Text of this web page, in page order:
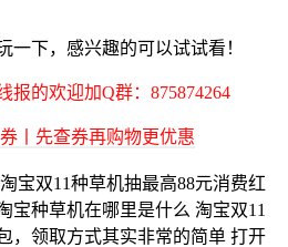
一下，感兴趣的可以试试看！
报的欢迎加Q群：875874264
丨先查券再购物更优惠
宝双11种草机抽最高88元消费红
宝种草机在哪里是什么 淘宝双11
，领取方式其实非常的简单 打开